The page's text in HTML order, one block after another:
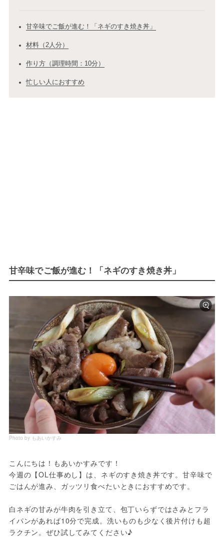
甘辛味でご飯が進む！「ネギのすき焼き丼」
材料（2人分）
作り方（調理時間：10分）
忙しい人におすすめ
甘辛味でご飯が進む！「ネギのすき焼き丼」
Photo by もあいかすみ
こんにちは！もあいかすみです！
今週の【OL仕事めし】は、ネギのすき焼き丼です。甘辛味で
ごはんが進み、ガッツリ食べたいときにおすすめです。
白ネギの甘みが牛肉を引き立て、包丁いらずではさみとフラ
イパンがあれば10分で完成。洗いものも少なく後片付けも超
ラクチン。ぜひ試してみてください♪